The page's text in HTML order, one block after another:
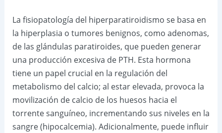
La fisiopatología del hiperparatiroidismo se basa en
la hiperplasia o tumores benignos, como adenomas,
de las glándulas paratiroides, que pueden generar
una producción excesiva de PTH. Esta hormona
tiene un papel crucial en la regulación del
metabolismo del calcio; al estar elevada, provoca la
movilización de calcio de los huesos hacia el
torrente sanguíneo, incrementando sus niveles en la
sangre (hipocalcemia). Adicionalmente, puede influir